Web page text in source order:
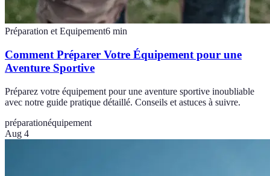
Préparation et Equipement6 min
Comment Préparer Votre Équipement pour une
Aventure Sportive
Préparez votre équipement pour une aventure sportive inoubliable
avec notre guide pratique détaillé. Conseils et astuces à suivre.
préparationéquipement
Aug 4